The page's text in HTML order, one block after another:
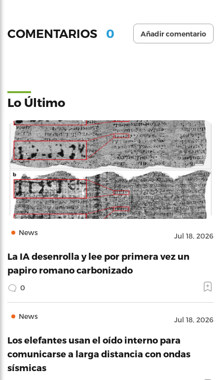
COMENTARIOS 0 Añadir comentario
Lo Último
News Jul 18, 2026
La IA desenrolla y lee por primera vez un
papiro romano carbonizado
0
News Jul 18, 2026
Los elefantes usan el oído interno para
comunicarse a larga distancia con ondas
sísmicas